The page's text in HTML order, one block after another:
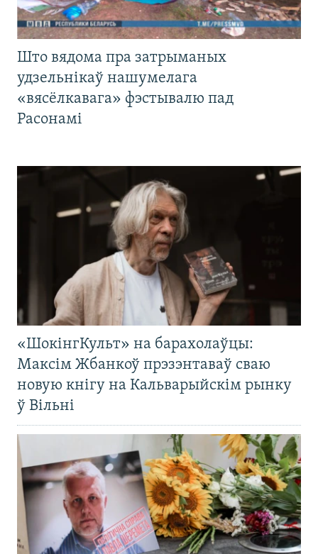
Што вядома пра затрыманых
удзельнікаў нашумелага
«вясёлкавага» фэстывалю пад
Расонамі
«ШокінгКульт» на барахолаўцы:
Максім Жбанкоў прэзэнтаваў сваю
новую кнігу на Кальварыйскім рынку
ў Вільні